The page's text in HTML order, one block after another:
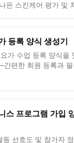
은 스킨케어 평가 및
등록 양식 생성기
가 수업 등록 양식을
편한 회원 등록과 필
스 프로그램 가입
동 선호도 및 참가자